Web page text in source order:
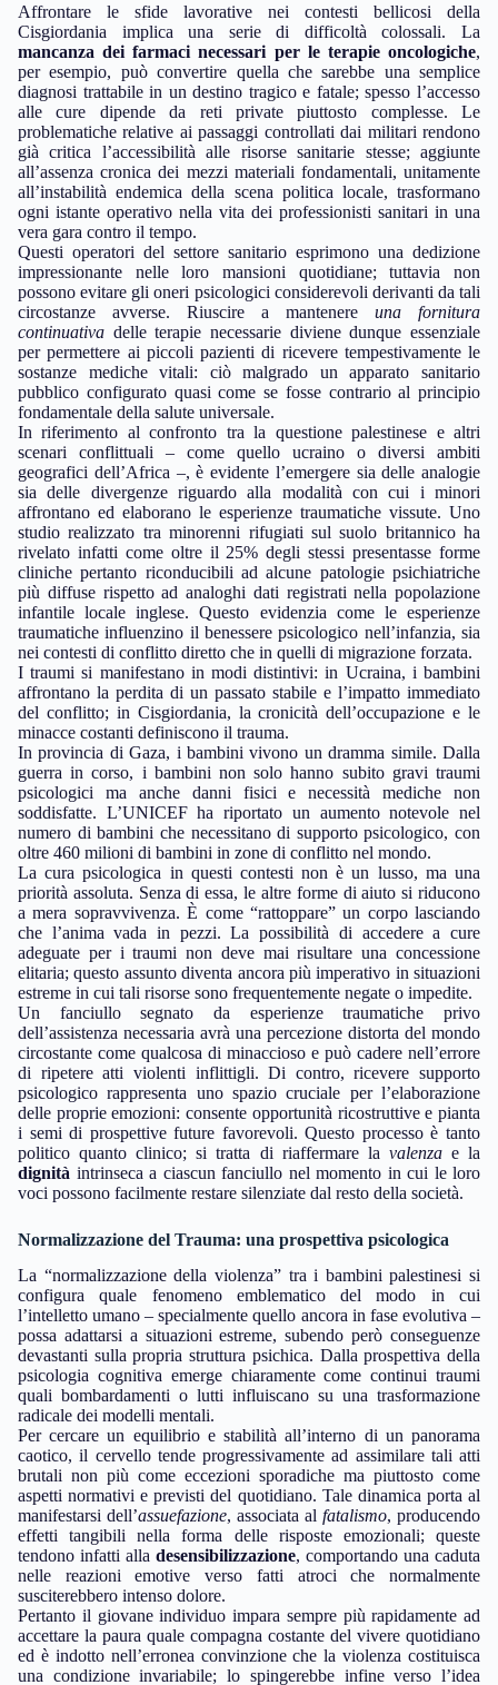
Affrontare le sfide lavorative nei contesti bellicosi della
Cisgiordania implica una serie di difficoltà colossali. La
mancanza dei farmaci necessari per le terapie oncologiche,
per esempio, può convertire quella che sarebbe una semplice
diagnosi trattabile in un destino tragico e fatale; spesso l’accesso
alle cure dipende da reti private piuttosto complesse. Le
problematiche relative ai passaggi controllati dai militari rendono
già critica l’accessibilità alle risorse sanitarie stesse; aggiunte
all’assenza cronica dei mezzi materiali fondamentali, unitamente
all’instabilità endemica della scena politica locale, trasformano
ogni istante operativo nella vita dei professionisti sanitari in una
vera gara contro il tempo.
Questi operatori del settore sanitario esprimono una dedizione
impressionante nelle loro mansioni quotidiane; tuttavia non
possono evitare gli oneri psicologici considerevoli derivanti da tali
circostanze avverse. Riuscire a mantenere una fornitura
continuativa delle terapie necessarie diviene dunque essenziale
per permettere ai piccoli pazienti di ricevere tempestivamente le
sostanze mediche vitali: ciò malgrado un apparato sanitario
pubblico configurato quasi come se fosse contrario al principio
fondamentale della salute universale.
In riferimento al confronto tra la questione palestinese e altri
scenari conflittuali – come quello ucraino o diversi ambiti
geografici dell’Africa –, è evidente l’emergere sia delle analogie
sia delle divergenze riguardo alla modalità con cui i minori
affrontano ed elaborano le esperienze traumatiche vissute. Uno
studio realizzato tra minorenni rifugiati sul suolo britannico ha
rivelato infatti come oltre il 25% degli stessi presentasse forme
cliniche pertanto riconducibili ad alcune patologie psichiatriche
più diffuse rispetto ad analoghi dati registrati nella popolazione
infantile locale inglese. Questo evidenzia come le esperienze
traumatiche influenzino il benessere psicologico nell’infanzia, sia
nei contesti di conflitto diretto che in quelli di migrazione forzata.
I traumi si manifestano in modi distintivi: in Ucraina, i bambini
affrontano la perdita di un passato stabile e l’impatto immediato
del conflitto; in Cisgiordania, la cronicità dell’occupazione e le
minacce costanti definiscono il trauma.
In provincia di Gaza, i bambini vivono un dramma simile. Dalla
guerra in corso, i bambini non solo hanno subito gravi traumi
psicologici ma anche danni fisici e necessità mediche non
soddisfatte. L’UNICEF ha riportato un aumento notevole nel
numero di bambini che necessitano di supporto psicologico, con
oltre 460 milioni di bambini in zone di conflitto nel mondo.
La cura psicologica in questi contesti non è un lusso, ma una
priorità assoluta. Senza di essa, le altre forme di aiuto si riducono
a mera sopravvivenza. È come “rattoppare” un corpo lasciando
che l’anima vada in pezzi. La possibilità di accedere a cure
adeguate per i traumi non deve mai risultare una concessione
elitaria; questo assunto diventa ancora più imperativo in situazioni
estreme in cui tali risorse sono frequentemente negate o impedite.
Un fanciullo segnato da esperienze traumatiche privo
dell’assistenza necessaria avrà una percezione distorta del mondo
circostante come qualcosa di minaccioso e può cadere nell’errore
di ripetere atti violenti inflittigli. Di contro, ricevere supporto
psicologico rappresenta uno spazio cruciale per l’elaborazione
delle proprie emozioni: consente opportunità ricostruttive e pianta
i semi di prospettive future favorevoli. Questo processo è tanto
politico quanto clinico; si tratta di riaffermare la valenzae la
dignità intrinseca a ciascun fanciullo nel momento in cui le loro
voci possono facilmente restare silenziate dal resto della società.
Normalizzazione del Trauma: una prospettiva psicologica
La “normalizzazione della violenza” tra i bambini palestinesi si
configura quale fenomeno emblematico del modo in cui
l’intelletto umano – specialmente quello ancora in fase evolutiva –
possa adattarsi a situazioni estreme, subendo però conseguenze
devastanti sulla propria struttura psichica. Dalla prospettiva della
psicologia cognitiva emerge chiaramente come continui traumi
quali bombardamenti o lutti influiscano su una trasformazione
radicale dei modelli mentali.
Per cercare un equilibrio e stabilità all’interno di un panorama
caotico, il cervello tende progressivamente ad assimilare tali atti
brutali non più come eccezioni sporadiche ma piuttosto come
aspetti normativi e previsti del quotidiano. Tale dinamica porta al
manifestarsi dell’assuefazione, associata al fatalismo, producendo
effetti tangibili nella forma delle risposte emozionali; queste
tendono infatti alla desensibilizzazione, comportando una caduta
nelle reazioni emotive verso fatti atroci che normalmente
susciterebbero intenso dolore.
Pertanto il giovane individuo impara sempre più rapidamente ad
accettare la paura quale compagna costante del vivere quotidiano
ed è indotto nell’erronea convinzione che la violenza costituisca
una condizione invariabile; lo spingerebbe infine verso l’idea